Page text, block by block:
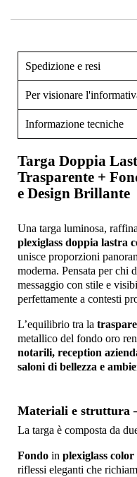
Spedizione e resi
Per visionare
Informazione tecniche
Targa Doppia
Trasparente +
e Design Brillante
Una targa luminosa,
plexiglass doppia lastra
unisce proporzioni
moderna. Pensata per chi
messaggio con stile e
perfettamente a contesti
L’equilibrio tra la
metallico del fondo oro
notarili, reception
saloni di bellezza e
Materiali e struttura
La targa è composta da
Fondo in plexiglass
riflessi eleganti che